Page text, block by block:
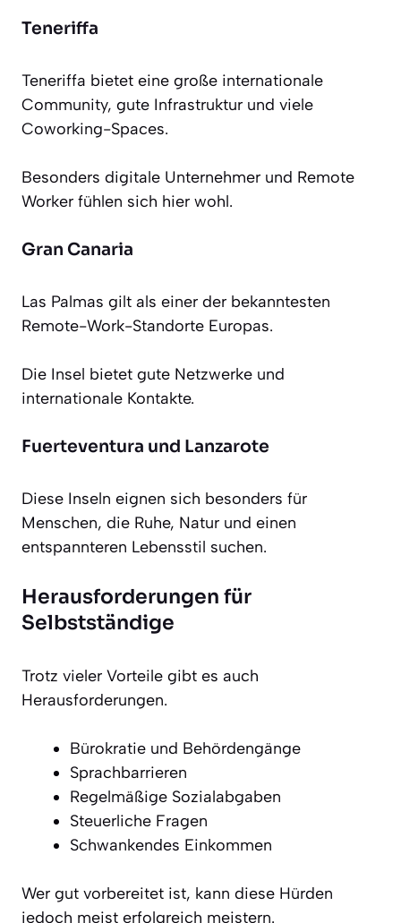
Teneriffa
Teneriffa bietet eine große internationale
Community, gute Infrastruktur und viele
Coworking-Spaces.
Besonders digitale Unternehmer und Remote
Worker fühlen sich hier wohl.
Gran Canaria
Las Palmas gilt als einer der bekanntesten
Remote-Work-Standorte Europas.
Die Insel bietet gute Netzwerke und
internationale Kontakte.
Fuerteventura und Lanzarote
Diese Inseln eignen sich besonders für
Menschen, die Ruhe, Natur und einen
entspannteren Lebensstil suchen.
Herausforderungen für
Selbstständige
Trotz vieler Vorteile gibt es auch
Herausforderungen.
Bürokratie und Behördengänge
Sprachbarrieren
Regelmäßige Sozialabgaben
Steuerliche Fragen
Schwankendes Einkommen
Wer gut vorbereitet ist, kann diese Hürden
jedoch meist erfolgreich meistern.